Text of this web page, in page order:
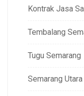
Kontrak Jasa
Tembalang
Tugu Semarang
Semarang Utara